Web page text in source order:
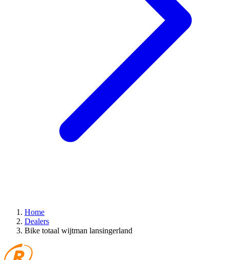
Home
Dealers
Bike totaal wijtman lansingerland